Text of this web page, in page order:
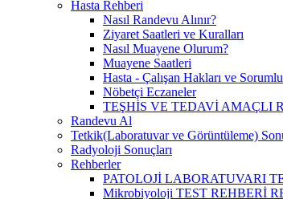
Hasta Rehberi
Nasıl Randevu Alınır?
Ziyaret Saatleri ve Kuralları
Nasıl Muayene Olurum?
Muayene Saatleri
Hasta - Çalışan Hakları ve
Nöbetçi Eczaneler
TEŞHİS VE TEDAVİ AMAÇLI
Randevu Al
Tetkik(Laboratuvar ve Görüntüleme)
Radyoloji Sonuçları
Rehberler
PATOLOJİ LABORATUVARI
Mikrobiyoloji TEST REHBERİ